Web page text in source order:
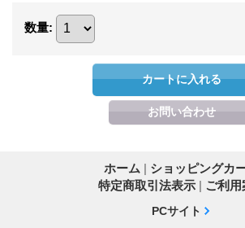
数量:
ホーム | ショッピングカ
特定商取引法表示 | ご利用
PCサイト